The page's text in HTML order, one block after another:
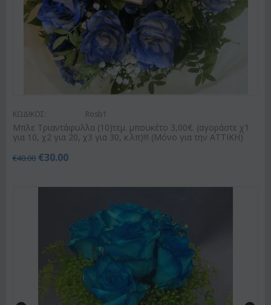
ΚΩΔΙΚΟΣ: Rosb1
Μπλε Τριαντάφυλλα (10)τεμ. μπουκέτο 3,00€. (αγοράστε χ1
για 10, χ2 για 20, χ3 για 30, κ.λπ)!!! (Μόνο για την ΑΤΤΙΚΗ)
€40.00 €30.00